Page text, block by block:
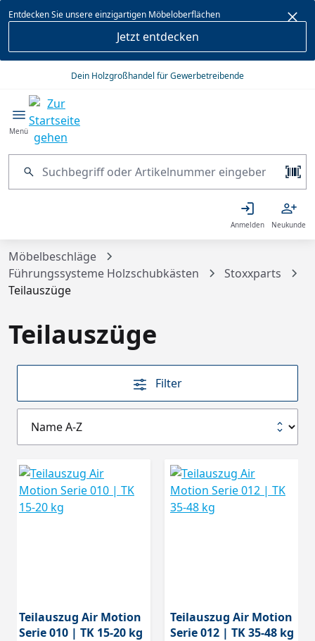
springen
Entdecken Sie unsere einzigartigen Möbeloberflächen
Jetzt entdecken
Dein Holzgroßhandel für Gewerbetreibende
Menü
Anmelden Neukunde
Möbelbeschläge
Führungssysteme Holzschubkästen
Stoxxparts
Teilauszüge
Teilauszüge
Filter
Teilauszug Air Motion
Serie 010 | TK 15-20 kg
Teilauszug Air Motion
Serie 012 | TK 35-48 kg